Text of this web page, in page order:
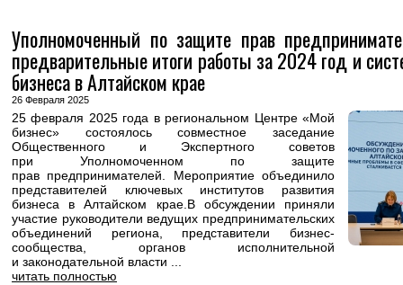
Уполномоченный по защите прав
предварительные итоги работы за 2024 год и
бизнеса в Алтайском крае
26 Февраля 2025
25 февраля 2025 года в региональном Центре «Мой
бизнес» состоялось совместное заседание
Общественного и Экспертного советов
при Уполномоченном по защите
прав предпринимателей. Мероприятие объединило
представителей ключевых институтов развития
бизнеса в Алтайском крае.В обсуждении приняли
участие руководители ведущих предпринимательских
объединений региона, представители бизнес-
сообщества, органов исполнительной
и законодательной власти ...
читать полностью